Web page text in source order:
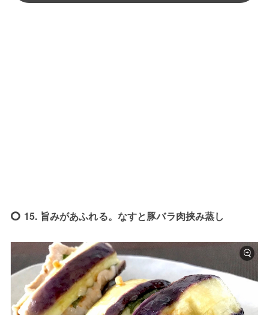
15. 旨みがあふれる。なすと豚バラ肉挟み蒸し